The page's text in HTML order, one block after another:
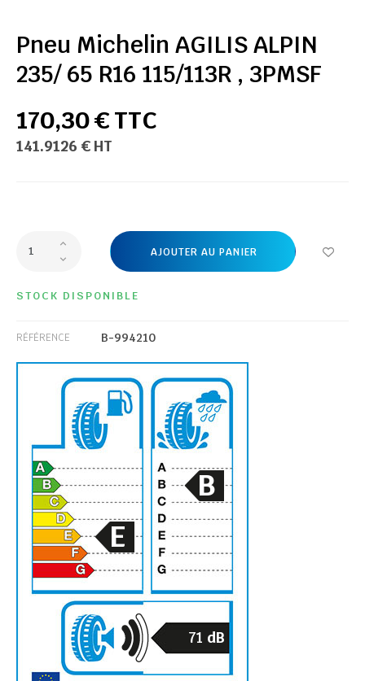
Pneu Michelin AGILIS ALPIN
235/ 65 R16 115/113R , 3PMSF
170,30 € TTC
141.9126 € HT
AJOUTER AU PANIER
STOCK DISPONIBLE
RÉFÉRENCE B-994210
E
B
71 dB